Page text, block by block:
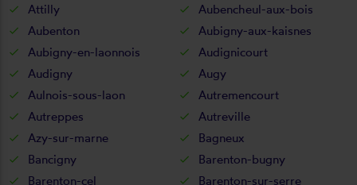
Attilly
Aubencheul-aux-bois
Aubenton
Aubigny-aux-kaisnes
Aubigny-en-laonnois
Audignicourt
Audigny
Augy
Aulnois-sous-laon
Autremencourt
Autreppes
Autreville
Azy-sur-marne
Bagneux
Bancigny
Barenton-bugny
Barenton-cel
Barenton-sur-serre